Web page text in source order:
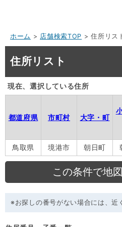
ホーム > 店舗検索TOP > 住所リス
住所リスト
現在、選択している住所
都道府県 市町村 大字・町
鳥取県
境港市 朝日町
※お探しの番号がない場合には、近